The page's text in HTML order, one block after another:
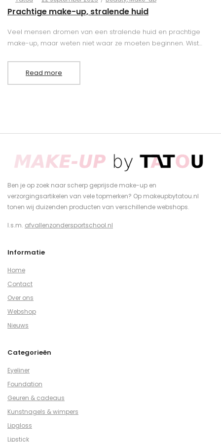
on
in
Prachtige make-up, stralende huid
Veel mensen dromen van een stralende huid en prachtige
make-up, maar weten niet waar ze moeten beginnen. Wist…
Read more
Ben je op zoek naar scherp geprijsde make-up en
verzorgingsartikelen van vele topmerken? Op makeupbytatou.nl
tonen wij duizenden producten van verschillende webshops.
I.s.m. afvallenzondersportschool.nl
Informatie
Home
Contact
Over ons
Webshop
Nieuws
Categorieën
Eyeliner
Foundation
Geuren & cadeaus
Kunstnagels & wimpers
Lipgloss
Lipstick